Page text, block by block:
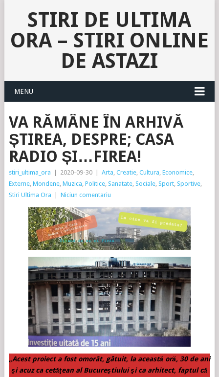
STIRI DE ULTIMA
ORA – STIRI ONLINE
DE ASTAZI
MENU
VA RĂMÂNE ÎN ARHIVĂ
ȘTIREA, DESPRE; CASA
RADIO ȘI…FIREA!
stiri_ultima_ora 2020-09-30 Arta, Creatie, Cultura, Economice,
Externe, Mondene, Muzica, Politice, Sanatate, Sociale, Sport, Sportive,
Stiri Ultima Ora
Niciun comentariu
„Acest proiect a fost omorât, gâtuit, la această oră, 30 de ani
şi acuz ca cetăţean al Bucureştiului şi ca arhitect, faptul că